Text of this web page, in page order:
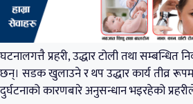
घटनालगत्तै प्रहरी, उद्धार टोली तथा सम्बन्धित
छन्। सडक खुलाउने र थप उद्धार कार्य तीव्र
दुर्घटनाको कारणबारे अनुसन्धान भइरहेको